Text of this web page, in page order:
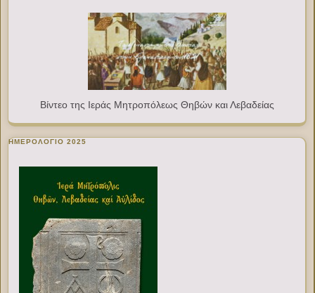
Βίντεο της Ιεράς Μητροπόλεως Θηβών και Λεβαδείας
ΗΜΕΡΟΛΟΓΙΟ 2025